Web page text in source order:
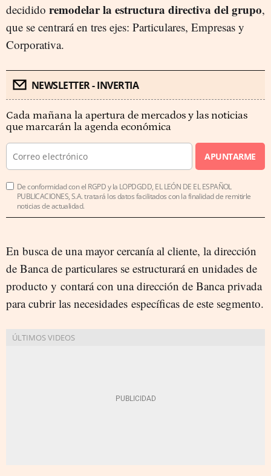
decidido remodelar la estructura directiva del grupo,
que se centrará en tres ejes: Particulares, Empresas y
Corporativa.
NEWSLETTER - INVERTIA
Cada mañana la apertura de mercados y las noticias
que marcarán la agenda económica
APUNTARME
De conformidad con el RGPD y la LOPDGDD, EL LEÓN DE EL ESPAÑOL
PUBLICACIONES, S.A. tratará los datos facilitados con la finalidad de remitirle
noticias de actualidad.
En busca de una mayor cercanía al cliente, la dirección
de Banca de particulares se estructurará en unidades de
producto y contará con una dirección de Banca privada
para cubrir las necesidades específicas de este segmento.